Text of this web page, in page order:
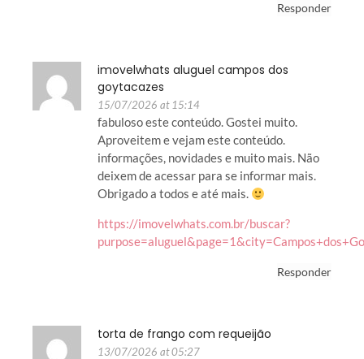
Responder
imovelwhats aluguel campos dos
goytacazes
15/07/2026 at 15:14
fabuloso este conteúdo. Gostei muito.
Aproveitem e vejam este conteúdo.
informações, novidades e muito mais. Não
deixem de acessar para se informar mais.
Obrigado a todos e até mais.
https://imovelwhats.com.br/buscar?
Responder
torta de frango com requeijão
13/07/2026 at 05:27